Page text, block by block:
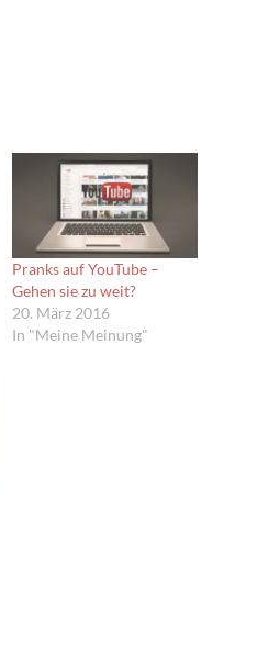
Pranks auf YouTube –
Gehen sie zu weit?
20. März 2016
In "Meine Meinung"